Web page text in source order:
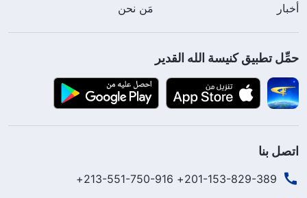
أخبار
مَن نحن
حمِّل تطبيق كنيسة الله القدير
اتصل بنا
201-153-829-389+ 213-551-750-916+